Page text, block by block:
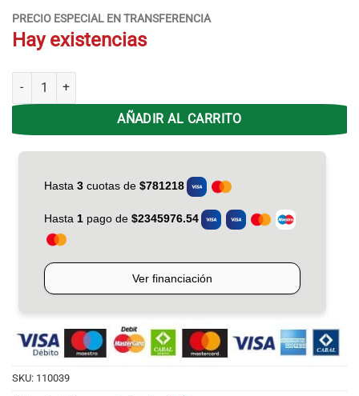
PRECIO ESPECIAL EN TRANSFERENCIA
Hay existencias
Split Inverter 9 KW PHILCO PHIN-90HC3AWFPI F/C WF cantidad
AÑADIR AL CARRITO
SKU: 110039